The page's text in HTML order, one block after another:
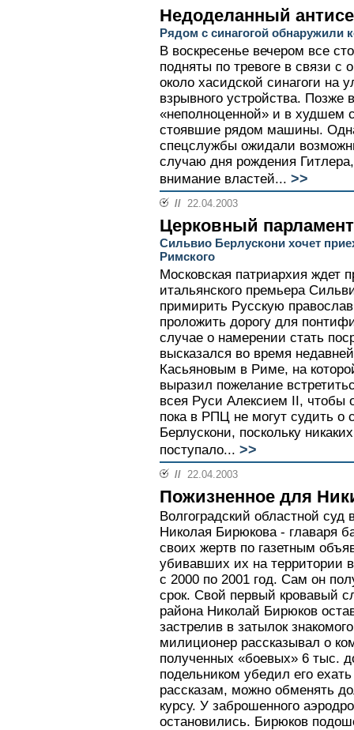
Недоделанный
Рядом с синагогой обнаружили
В воскресенье вечером все
подняты по тревоге в связи с
около хасидской синагоги на
взрывного устройства.
«неполноценной» и в худшем
стоявшие рядом машины.
спецслужбы ожидали
случаю дня рождения
внимание властей... >>
// 22.04.2003
Церковный
Сильвио Берлускони хочет
Римского
Московская патриархия ждет
итальянского премьера
примирить Русскую
проложить дорогу для
случае о намерении стать
высказался во время
Касьяновым в Риме, на
выразил пожелание
всея Руси Алексием II, чтобы
пока в РПЦ не могут судить о
Берлускони, поскольку
поступало... >>
// 22.04.2003
Пожизненное для
Волгоградский областной
Николая Бирюкова - главаря
своих жертв по газетным
убивавших их на территории
с 2000 по 2001 год. Сам он
срок. Свой первый кровавый
района Николай Бирюков
застрелив в затылок
милиционер рассказывал о
полученных «боевых» 6 тыс.
подельником убедил его
рассказам, можно обменять
курсу. У заброшенного
остановились. Бирюков